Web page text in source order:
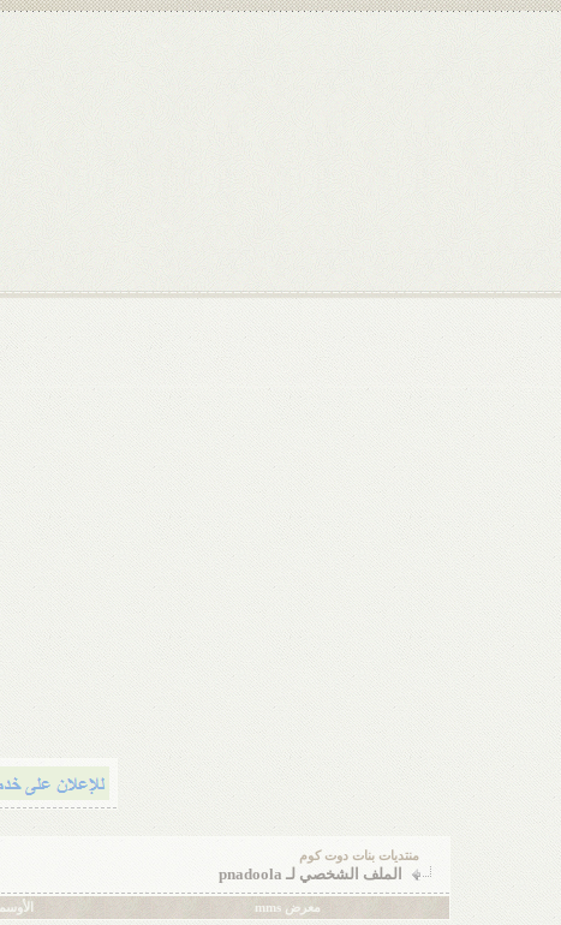
منتديات بنات دوت كوم
الملف الشخصي لـ pnadoola
معرض mms